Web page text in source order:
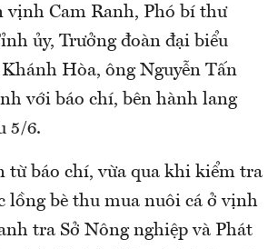
vịnh Cam Ranh, Phó bí thư
ủy, Trưởng đoàn đại biểu
Hòa, ông Nguyễn Tấn
với báo chí, bên hành lang
5/6.
từ báo chí, vừa qua khi kiểm tra
lồng bè thu mua nuôi cá ở vịnh
tra Sở Nông nghiệp và Phát